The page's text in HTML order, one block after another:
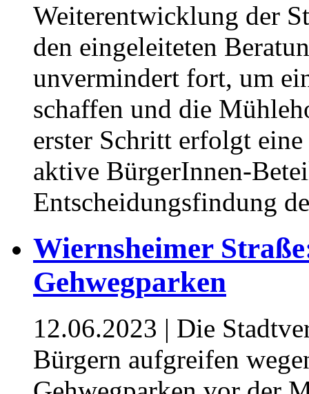
Weiterentwicklung der
den eingeleiteten
unvermindert fort, um
schaffen und die
erster Schritt erfolgt
aktive BürgerInnen-
Entscheidungsfindung
Wiernsheimer
Gehwegparken
12.06.2023 | Die
Bürgern aufgreifen